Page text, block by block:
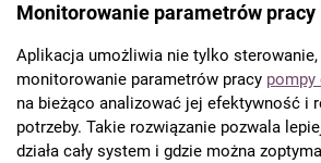
Monitorowanie parametrów pracy
Aplikacja umożliwia nie tylko sterowanie,
monitorowanie parametrów pracy pompy
na bieżąco analizować jej efektywność i
potrzeby. Takie rozwiązanie pozwala
działa cały system i gdzie można